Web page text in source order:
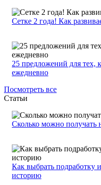
Сетке 2 года! Как
25 предложений для тех,
ежедневно
Посмотреть все
Статьи
Сколько можно получать
Как выбрать подработку
историю